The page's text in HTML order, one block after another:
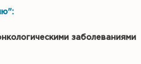
заболеваниями